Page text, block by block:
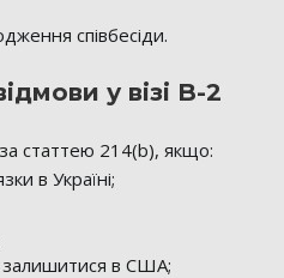
співбесіди.
у візі B-2
статтею 214(b), якщо:
в Україні;
залишитися в США;